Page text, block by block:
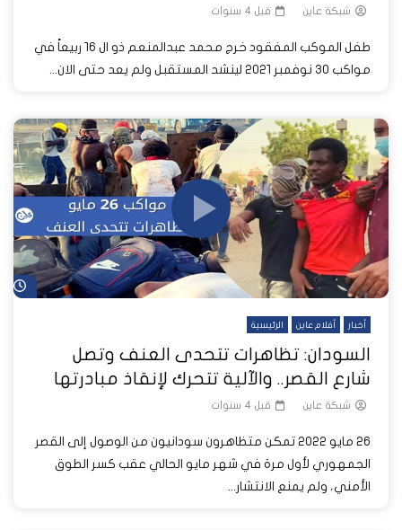
شبكة عاين قبل 4 سنوات
طفل الموكب المفقود خرج محمد عبدالمنعم ذو ال ١٦ ربيعاً في
مواكب ٣٠ نوفمبر ٢٠٢١ لينشد المستقبل ولم يعد حتى الان...
أخبار أفلام عاين الرئيسية
السودان: تظاهرات تتحدى العنف وتصل
شارع القصر.. والآلية تتحرك لإنقاذ مبادرتها
شبكة عاين قبل 4 سنوات
26 مايو 2022 تمكن متظاهرون سودانيون من الوصول إلى القصر
الجمهوري لأول مرة في شهر مايو الحالي عقب كسر الطوق
الأمني، ولم يمنع الانتشار...